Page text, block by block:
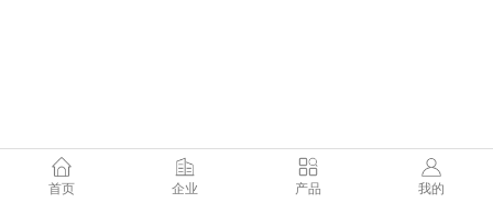
首页 企业 产品 我的